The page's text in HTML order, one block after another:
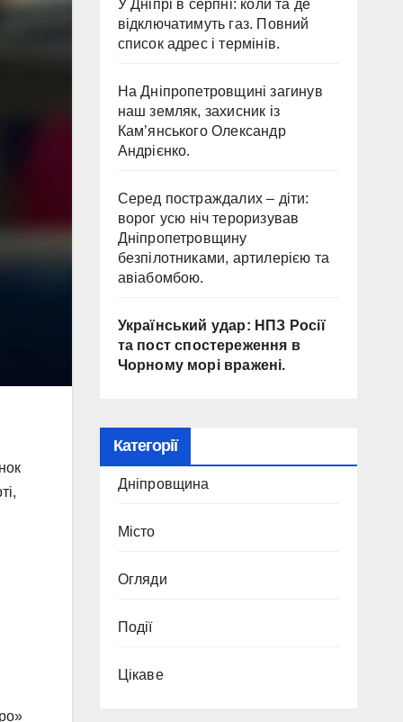
У Дніпрі в серпні: коли та де
відключатимуть газ. Повний
список адрес і термінів.
На Дніпропетровщині загинув
наш земляк, захисник із
Кам’янського Олександр
Андрієнко.
Серед постраждалих – діти:
ворог усю ніч тероризував
Дніпропетровщину
безпілотниками, артилерією та
авіабомбою.
Український удар: НПЗ Росії
та пост спостереження в
Чорному морі вражені.
Категорії
Дніпровщина
Місто
Огляди
Події
Цікаве